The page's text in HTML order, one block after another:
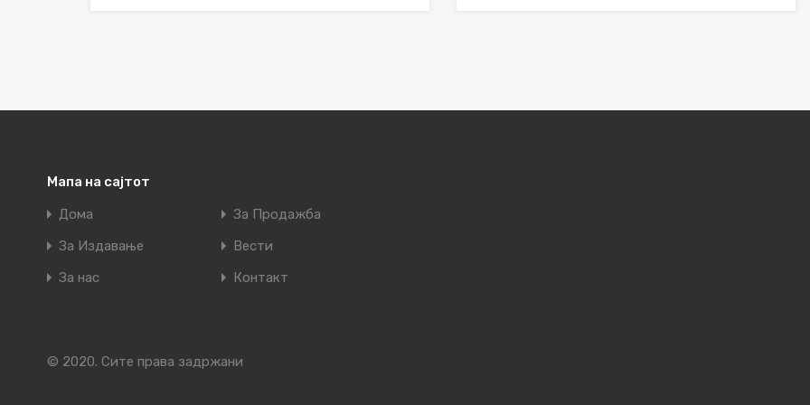
Мапа на сајтот
Дома
За Продажба
За Издавање
Вести
За нас
Контакт
© 2020. Сите права задржани